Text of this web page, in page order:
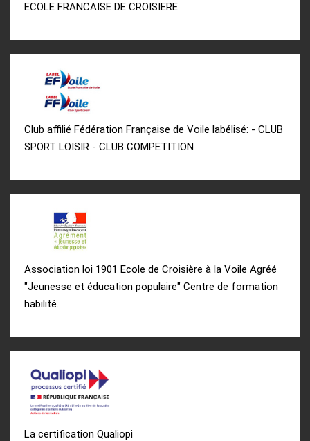
ECOLE FRANCAISE DE CROISIERE
Club affilié Fédération Française de Voile labélisé: - CLUB
SPORT LOISIR - CLUB COMPETITION
Association loi 1901 Ecole de Croisière à la Voile Agréé
"Jeunesse et éducation populaire" Centre de formation
habilité.
La certification Qualiopi